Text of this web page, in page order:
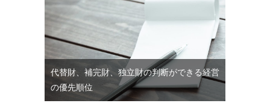
代替財、補完財、独立財の判断ができる経営
の優先順位